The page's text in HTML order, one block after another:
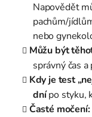
Napovědět
pachům/
nebo
Můžu být
správný čas
Kdy je test
dnípo styku,
Časté